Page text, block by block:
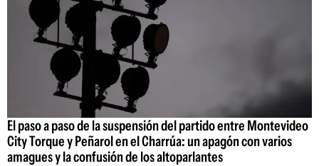
El paso a paso de la suspensión del partido entre Montevideo
City Torque y Peñarol en el Charrúa: un apagón con varios
amagues y la confusión de los altoparlantes